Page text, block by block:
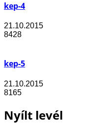
kep-4
21.10.2015
8428
kep-5
21.10.2015
8165
Nyílt levél